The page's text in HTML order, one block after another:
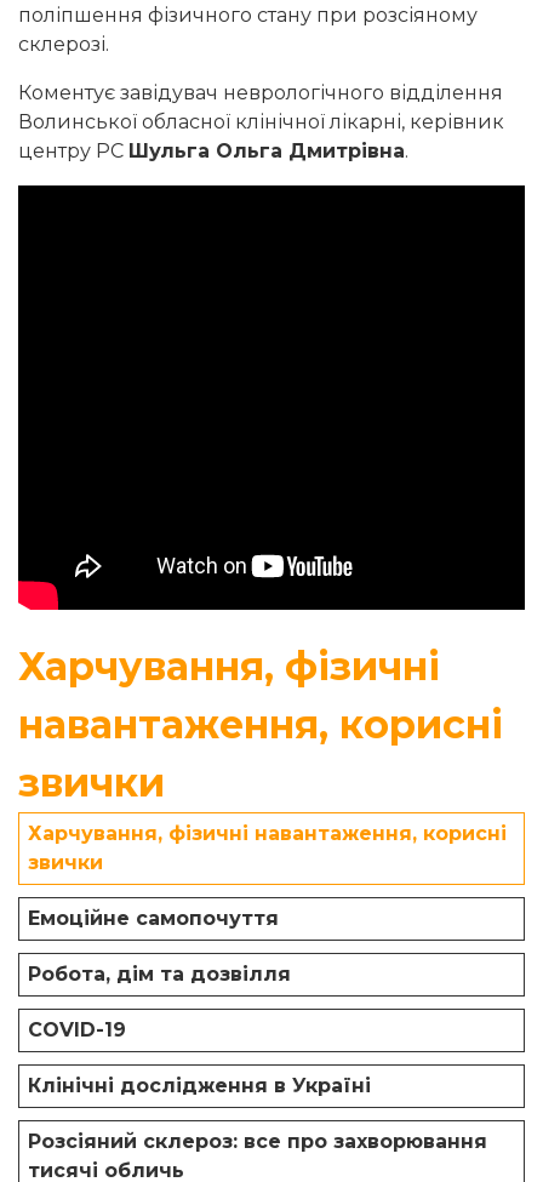
поліпшення фізичного стану при розсіяному
склерозі.
Коментує завідувач неврологічного відділення
Волинської обласної клінічної лікарні, керівник
центру РС Шульга Ольга Дмитрівна.
Харчування, фізичні
навантаження, корисні
звички
Харчування, фізичні навантаження, корисні
звички
Емоційне самопочуття
Робота, дім та дозвілля
COVID-19
Клінічні дослідження в Україні
Розсіяний склероз: все про захворювання
тисячі обличь